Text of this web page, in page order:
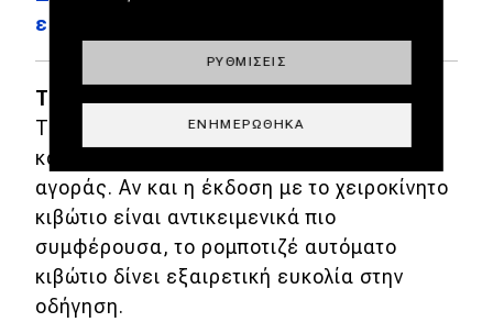
εδώ
Τι λέει το DRIVE
Το Kia Picanto παραμένει ένα από τα
καλύτερα και πιο ολοκληρωμένα μίνι της
αγοράς. Αν και η έκδοση με το χειροκίνητο
κιβώτιο είναι αντικειμενικά πιο
συμφέρουσα, το ρομποτιζέ αυτόματο
κιβώτιο δίνει εξαιρετική ευκολία στην
οδήγηση.
ΡΥΘΜΊΣΕΙΣ
ΕΝΗΜΕΡΏΘΗΚΑ